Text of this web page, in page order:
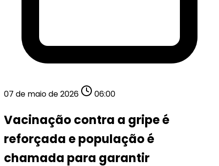
07 de maio de 2026 06:00
Vacinação contra a gripe é
reforçada e população é
chamada para garantir